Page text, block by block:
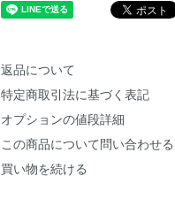
返品について
特定商取引法に基づく表記
オプションの値段詳細
この商品について問い合わせる
買い物を続ける